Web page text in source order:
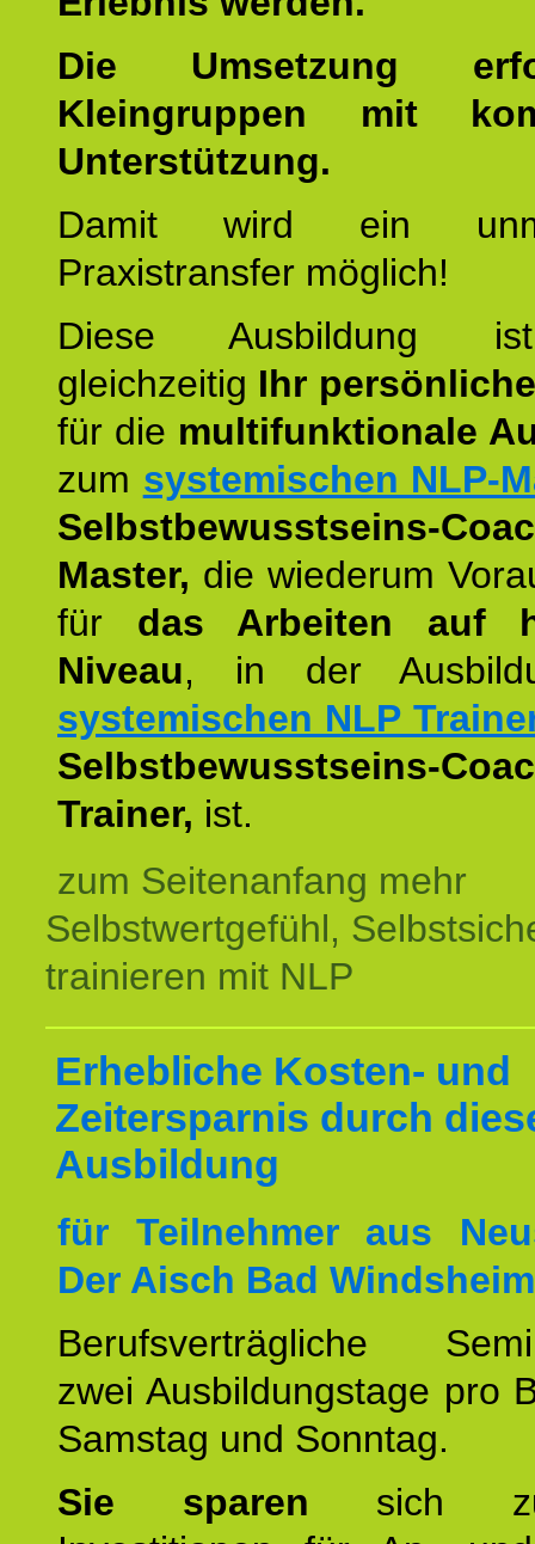
Die Umsetzung
Kleingruppen mit
Unterstützung.
Damit wird ein
Praxistransfer möglich!
Diese Ausbildung
gleichzeitig Ihr
für die multifunktionale
zum systemischen NLP-
Selbstbewusstseins-
Master, die wiederum
für das Arbeiten auf
Niveau, in der
systemischen NLP
Selbstbewusstseins-
Trainer, ist.
zum Seitenanfang mehr
Selbstwertgefühl,
trainieren mit NLP
Erhebliche Kosten- und
Zeitersparnis durch
Ausbildung
für Teilnehmer aus
Der Aisch Bad
Berufsverträgliche
zwei Ausbildungstage pro
Samstag und Sonntag.
Sie sparen sich